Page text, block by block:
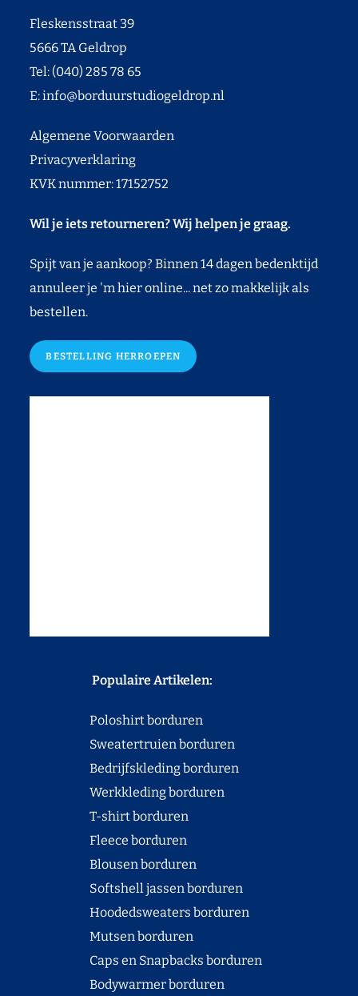
Fleskensstraat 39
5666 TA Geldrop
Tel: (040) 285 78 65
E:info@borduurstudiogeldrop.nl
Algemene Voorwaarden
Privacyverklaring
KVK nummer: 17152752
Wil je iets retourneren? Wij helpen je graag.
Spijt van je aankoop? Binnen 14 dagen bedenktijd
annuleer je 'm hier online... net zo makkelijk als
bestellen.
BESTELLING HERROEPEN
Populaire Artikelen:
Poloshirt borduren
Sweatertruien borduren
Bedrijfskleding borduren
Werkkleding borduren
T-shirt borduren
Fleece borduren
Blousen borduren
Softshell jassen borduren
Hoodedsweaters borduren
Mutsen borduren
Caps en Snapbacks borduren
Bodywarmer borduren